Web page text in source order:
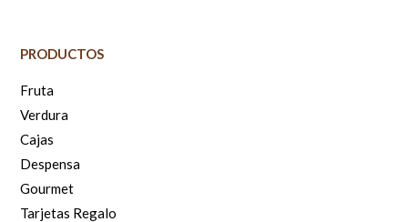
PRODUCTOS
Fruta
Verdura
Cajas
Despensa
Gourmet
Tarjetas Regalo